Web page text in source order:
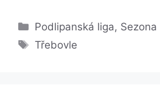
Rubriky
Podlipanská liga,
Štítky
Třebovle